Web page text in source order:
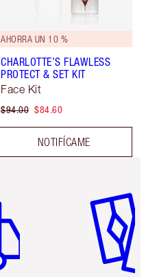
AHORRA UN 10 %
CHARLOTTE’S FLAWLESS
PROTECT & SET KIT
Face Kit
$94.00 $84.60
NOTIFÍCAME